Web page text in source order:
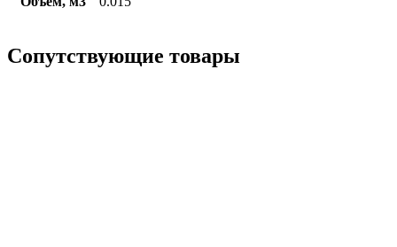
Сопутствующие товары